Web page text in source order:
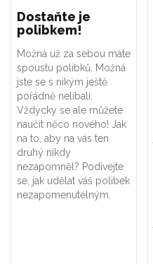
Dostaňte je
polibkem!
Možná už za sebou máte
spoustu polibků. Možná
jste se s nikým ještě
pořádně nelíbali.
Vždycky se ale můžete
naučit něco nového! Jak
na to, aby na vás ten
druhý nikdy
nezapomněl? Podívejte
se, jak udělat váš polibek
nezapomenutelným.